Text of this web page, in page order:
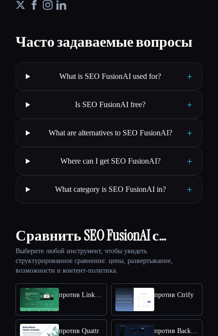
Часто задаваемые вопросы
What is SEO FusionAI used for? +
Is SEO FusionAI free? +
What are alternatives to SEO FusionAI? +
Where can I get SEO FusionAI? +
What category is SEO FusionAI in? +
Сравнить SEO FusionAI с…
Выберите любой инструмент, чтобы увидеть
структурированное сравнение: цены, развертывание,
возможности и контент-политика.
против Link Finder против Ctrify
против Quattr против Backlink GPT